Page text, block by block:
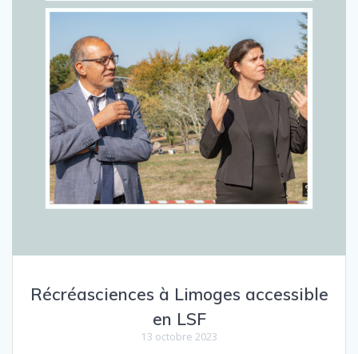
Récréasciences à Limoges accessible
en LSF
13 octobre 2023